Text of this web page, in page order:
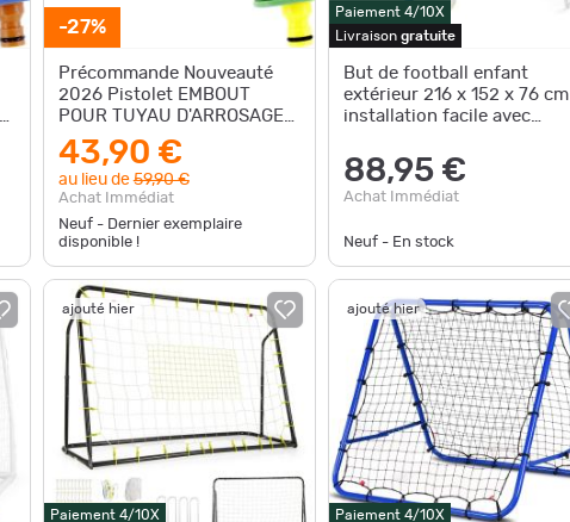
-27%
Précommande Nouveauté
2026 Pistolet EMBOUT
POUR TUYAU D'ARROSAGE
UMAREX WN99 Vert
43,90 €
au lieu de59,90 €
Achat Immédiat
Neuf - Dernier exemplaire
disponible !
Paiement 4/10X
Livraison gratuite
But de football enfant
extérieur 216 x 152 x 76 cm
installation facile avec
88,95 €
Achat Immédiat
Neuf - En stock
ajouté hier
Paiement 4/10X
ajouté hier
Paiement 4/10X